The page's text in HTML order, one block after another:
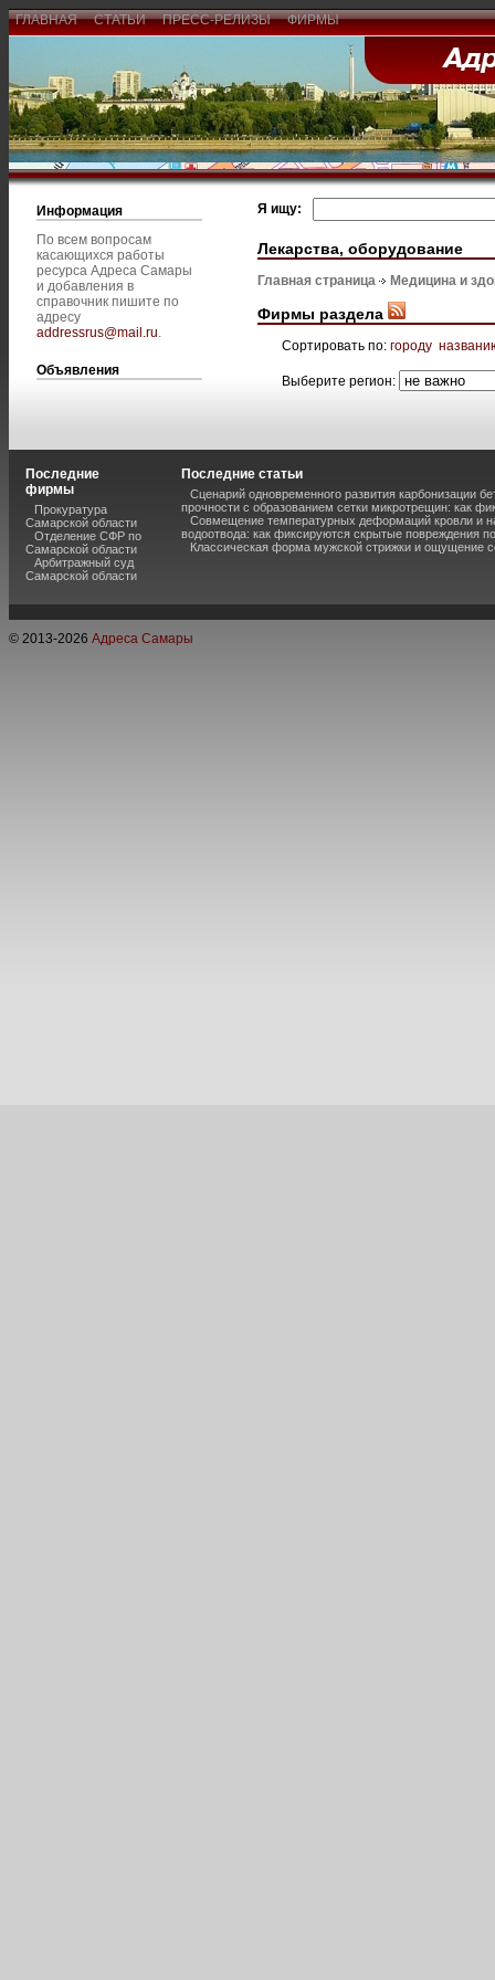
ГЛАВНАЯ СТАТЬИ ПРЕСС-РЕЛИЗЫ ФИРМЫ
Информация
По всем вопросам
касающихся работы
ресурса Адреса Самары
и добавления в
справочник пишите по
адресу
addressrus@mail.ru.
Объявления
Я ищу:
Лекарства, оборудование
Главная страница Медицина и
Фирмы раздела
Сортировать по: городу
Выберите регион:
Последние
фирмы
Прокуратура
Самарской области
Отделение СФР по
Самарской области
Арбитражный суд
Самарской области
Последние статьи
Сценарий одновременного развития карбонизации
прочности с образованием сетки микротрещин: как
Совмещение температурных деформаций кровли и
водоотвода: как фиксируются скрытые повреждения
Классическая форма мужской стрижки и ощущение
© 2013-2026 Адреса Самары